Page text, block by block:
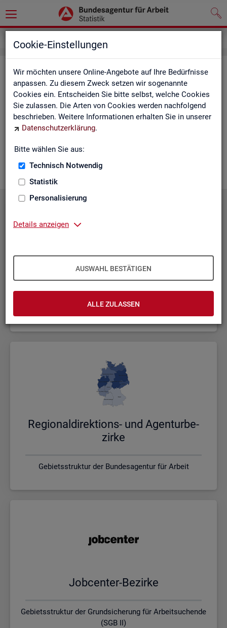
Cookie-Einstellungen
Wir möchten unsere Online-Angebote auf Ihre Bedürfnisse
anpassen. Zu diesem Zweck setzen wir sogenannte
Cookies ein. Entscheiden Sie bitte selbst, welche Cookies
Sie zulassen. Die Arten von Cookies werden nachfolgend
beschrieben. Weitere Informationen erhalten Sie in unserer
Datenschutzerklärung.
Bitte wählen Sie aus:
Technisch Notwendig
Statistik
Personalisierung
Details anzeigen
AUSWAHL BESTÄTIGEN
ALLE ZULASSEN
Sta­tis­ti­ken nach Re­gio­nen
Auf den fol­gen­den Sei­ten fin­den Sie Land­kar­ten und Ta­bel­len
mit den wich­tigs­ten ak­tu­el­len Eck­wer­ten zum Ar­beits- und
Aus­bil­dungs­markt. Über die Land­kar­ten ge­lan­gen Sie zu den
ent­spre­chen­den Zah­len für die von Ihnen ge­wünsch­te Re­gi­on.
grund-In­for­ma­tio­nen zu den re­gio­na­len Glie­de­run­gen zu­sam­
men­ge­stellt.
Bund, Län­der und Krei­se
Politische Gebietsstruktur
Re­gio­nal­di­rek­ti­ons- und Agen­tur­be­
zir­ke
Gebietsstruktur der Bundesagentur für Arbeit
Job­cen­ter-Be­zir­ke
Gebietsstruktur der Grundsicherung für Arbeitsuchende
(SGB II)